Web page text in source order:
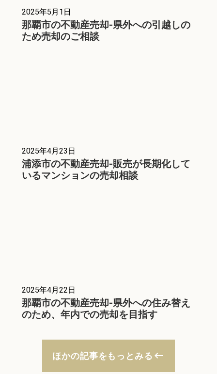
2025年5月1日
那覇市の不動産売却-県外への引越しの
ため売却のご相談
2025年4月23日
浦添市の不動産売却-販売が長期化して
いるマンションの売却相談
2025年4月22日
那覇市の不動産売却-県外への住み替え
のため、年内での売却を目指す
ほかの記事をもっとみる keyboard_backspace